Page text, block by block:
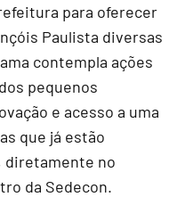
para oferecer
Paulista diversas
contempla ações
pequenos
e acesso a uma
que já estão
diretamente no
da Sedecon.